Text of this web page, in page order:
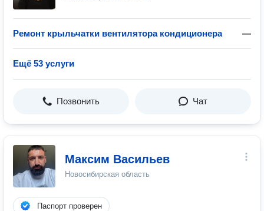
Ремонт крыльчатки вентилятора кондиционера —
Ещё 53 услуги
Позвонить Чат
Максим Васильев
Новосибирская область
Паспорт проверен